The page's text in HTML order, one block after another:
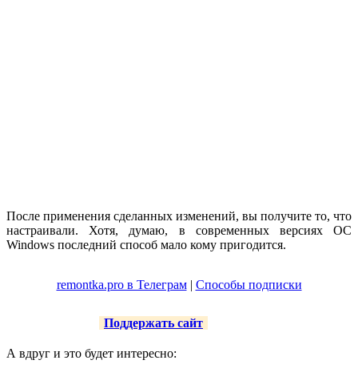
После применения сделанных изменений, вы получите то, что
настраивали. Хотя, думаю, в современных версиях ОС
Windows последний способ мало кому пригодится.
remontka.pro в Телеграм| Способы подписки
Поддержать сайт
А вдруг и это будет интересно: